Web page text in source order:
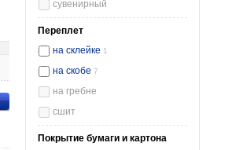
сувенирный
Переплет
на склейке 1
на скобе 7
на гребне
сшит
Покрытие бумаги и картона